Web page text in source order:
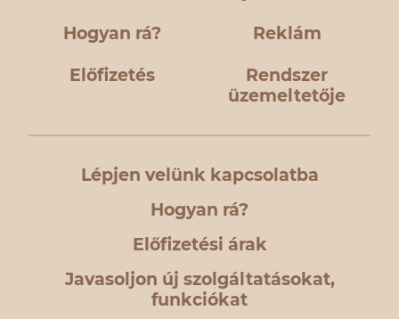
Hogyan rá? Reklám
Előfizetés
Rendszer
üzemeltetője
Lépjen velünk kapcsolatba
Hogyan rá?
Előfizetési árak
Javasoljon új szolgáltatásokat,
funkciókat